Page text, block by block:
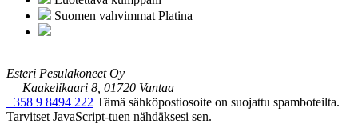
Suomen vahvimmat Platina
Esteri Pesulakoneet Oy
Kaakelikaari 8, 01720 Vantaa
+358 9 8494 222 Tämä sähköpostiosoite on suojattu spamboteilta.
Tarvitset JavaScript-tuen nähdäksesi sen.